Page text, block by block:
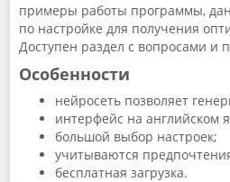
примеры работы программы,
по настройке для получения
Доступен раздел с вопросами и
Особенности
нейросеть позволяет
интерфейс на английском
большой выбор настроек;
учитываются
бесплатная загрузка.